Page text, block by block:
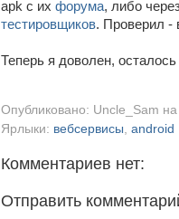
apk с их форума, либо
тестировщиков. Проверил -
Теперь я доволен,
Опубликовано: Uncle_Sam на
Ярлыки: вебсервисы android
Комментариев нет:
Отправить